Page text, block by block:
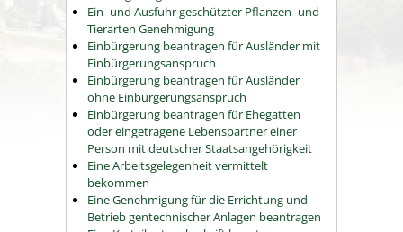
Ein- und Ausfuhr geschützter Pflanzen- und
Tierarten Genehmigung
Einbürgerung beantragen für Ausländer mit
Einbürgerungsanspruch
Einbürgerung beantragen für Ausländer
ohne Einbürgerungsanspruch
Einbürgerung beantragen für Ehegatten
oder eingetragene Lebenspartner einer
Person mit deutscher Staatsangehörigkeit
Eine Arbeitsgelegenheit vermittelt
bekommen
Eine Genehmigung für die Errichtung und
Betrieb gentechnischer Anlagen beantragen